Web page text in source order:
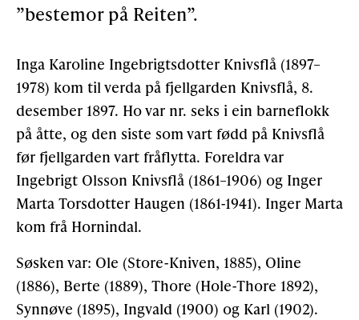
Bidra til lokalhistorie
OM ULSTEIN HISTORIELAG
Kontakt oss
Om oss
Levd liv
FÅ TILGONG
”bestemor på Reiten”.
Inga Karoline Ingebrigtsdotter Knivsflå (1897–
1978) kom til verda på fjellgarden Knivsflå, 8.
desember 1897. Ho var nr. seks i ein barneflokk
på åtte, og den siste som vart fødd på Knivsflå
før fjellgarden vart fråflytta. Foreldra var
Ingebrigt Olsson Knivsflå (1861–1906) og Inger
Marta Torsdotter Haugen (1861-1941). Inger Marta
kom frå Hornindal.
Søsken var: Ole (Store-Kniven, 1885), Oline
(1886), Berte (1889), Thore (Hole-Thore 1892),
Synnøve (1895), Ingvald (1900) og Karl (1902).